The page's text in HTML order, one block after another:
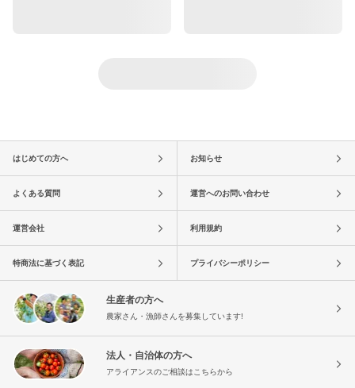
はじめての方へ お知らせ
よくある質問 運営へのお問い合わせ
運営会社 利用規約
特商法に基づく表記 プライバシーポリシー
生産者の方へ
農家さん・漁師さんを募集しています!
法人・自治体の方へ
アライアンスのご相談はこちらから